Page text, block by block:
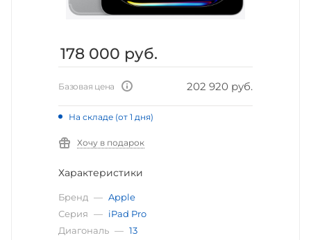
178 000 руб.
Базовая цена 202 920 руб.
На складе (от 1 дня)
Хочу в подарок
Характеристики
Бренд — Apple
Серия — iPad Pro
Диагональ — 13